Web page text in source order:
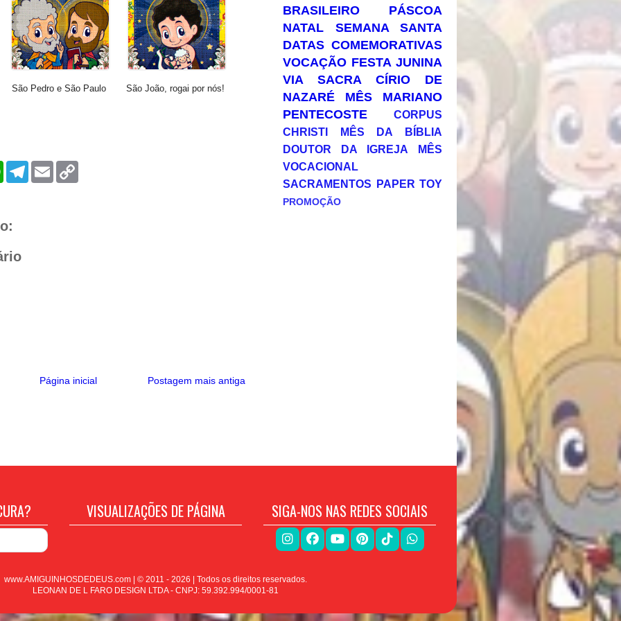
São Pedro e São Paulo São João, rogai por nós!
W
A
p
T
E
m
Postagem mais antiga
Página inicial
BRASILEIRO
PÁSCOA
NATAL
SEMANA SANTA
DATAS COMEMORATIVAS
VOCAÇÃO FESTA JUNINA
VIA SACRA
CÍRIO DE
NAZARÉ
MÊS MARIANO
PENTECOSTE
CORPUS
CHRISTI
MÊS DA BÍBLIA
DOUTOR DA IGREJA
MÊS
VOCACIONAL
SACRAMENTOS PAPER TOY
PROMOÇÃO
VISUALIZAÇÕES DE PÁGINA SIGA-NOS NAS REDES SOCIAIS
www.AMIGUINHOSDEDEUS.com | © 2011 - 2026 | Todos os direitos reservados.
LEONAN DE L FARO DESIGN LTDA - CNPJ: 59.392.994/0001-81